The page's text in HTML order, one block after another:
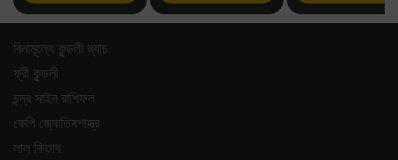
বিনামূল্যে কুন্ডলী ম্যাচ
ফ্রী কুন্ডলী
চন্দ্র সাইন রাশিফল
কেপি জ্যোতিষশাস্ত্র
লাল কিতাব